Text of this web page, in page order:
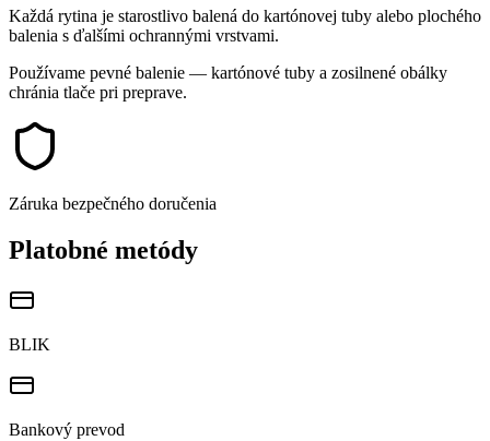
Každá rytina je starostlivo balená do kartónovej tuby alebo plochého
balenia s ďalšími ochrannými vrstvami.
Používame pevné balenie — kartónové tuby a zosilnené obálky
chránia tlače pri preprave.
Záruka bezpečného doručenia
Platobné metódy
BLIK
Bankový prevod